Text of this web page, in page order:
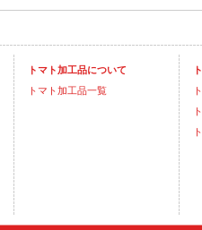
トマト加工品について
トマト加工品一覧